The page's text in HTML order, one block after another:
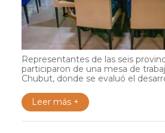
Representantes de las seis
participaron de una mesa de
Chubut, donde se evaluó el
Leer más +